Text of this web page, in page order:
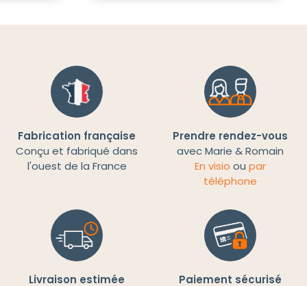
Fabrication française
Conçu et fabriqué dans
l'ouest de la France
Prendre rendez-vous
avec Marie & Romain
En visio ou par
téléphone
Livraison estimée
Paiement sécurisé